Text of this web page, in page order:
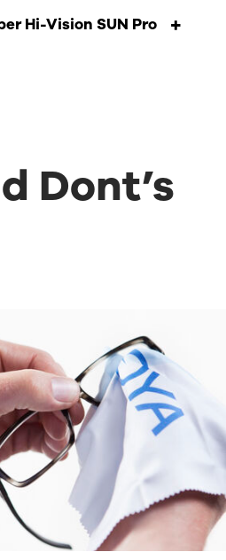
Hi-Vision SUN Pro
Dont’s